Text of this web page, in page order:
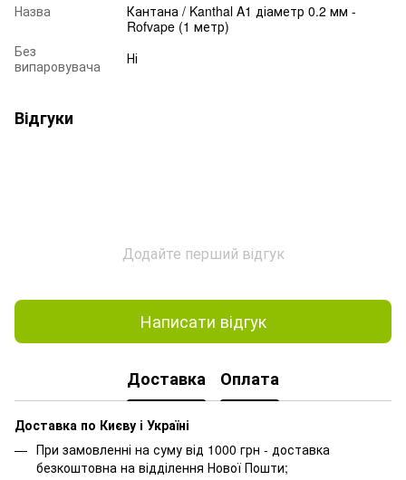
Назва
Кантана / Kanthal A1 діаметр 0.2 мм -
Rofvape (1 метр)
Без
випаровувача
Ні
Відгуки
Додайте перший відгук
Написати відгук
Доставка Оплата
Доставка по Києву і Україні
При замовленні на суму від 1000 грн - доставка
безкоштовна на відділення Нової Пошти;